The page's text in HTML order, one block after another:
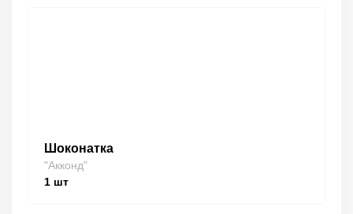
Шоконатка
"Акконд"
1 шт